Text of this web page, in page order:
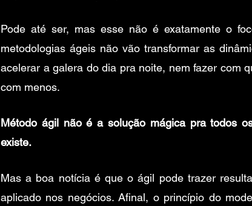
Pode até ser, mas esse não é exatamente o
metodologias ágeis não vão transformar as
acelerar a galera do dia pra noite, nem fazer com
com menos.
Método ágil não é a solução mágica pra todos
existe.
Mas a boa notícia é que o ágil pode trazer
aplicado nos negócios. Afinal, o princípio do